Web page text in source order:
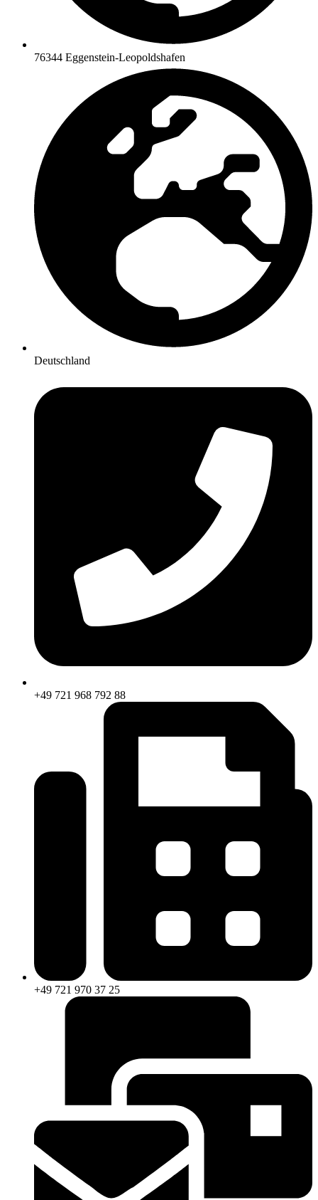
76344 Eggenstein-Leopoldshafen
Deutschland
+49 721 968 792 88
+49 721 970 37 25